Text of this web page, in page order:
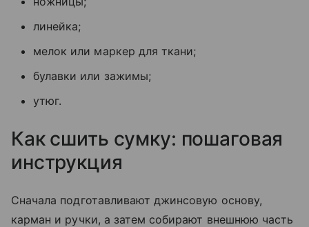
линейка;
мелок или маркер для ткани;
булавки или зажимы;
утюг.
Как сшить сумку: пошаговая
инструкция
Сначала подготавливают джинсовую основу,
карман и ручки, а затем собирают внешнюю часть